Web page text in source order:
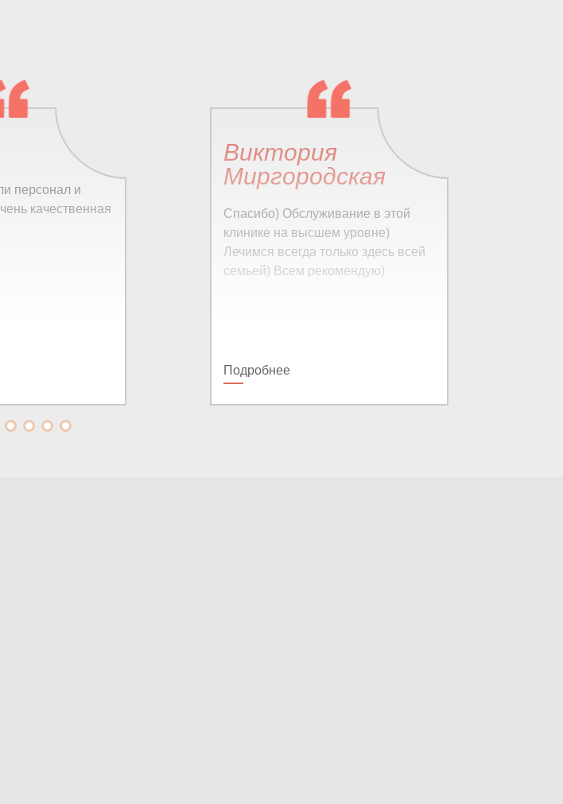
персонал и
качественная
Виктория
Миргородская
Спасибо) Обслуживание в этой
клинике на высшем уровне)
Лечимся всегда только здесь всей
семьей) Всем рекомендую)
Подробнее